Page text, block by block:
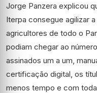
Jorge Panzera explicou
Iterpa consegue agilizar
agricultores de todo o
podiam chegar ao
assinados um a um,
certificação digital, os
menos tempo e com